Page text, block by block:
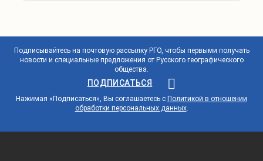
Подписывайтесь на почтовую рассылку РГО, чтобы первыми получать
новости и специальные предложения от Русского географического
общества.
ПОДПИСАТЬСЯ
Нажимая «Подписаться», Вы соглашаетесь с Политикой в отношении
обработки персональных данных.